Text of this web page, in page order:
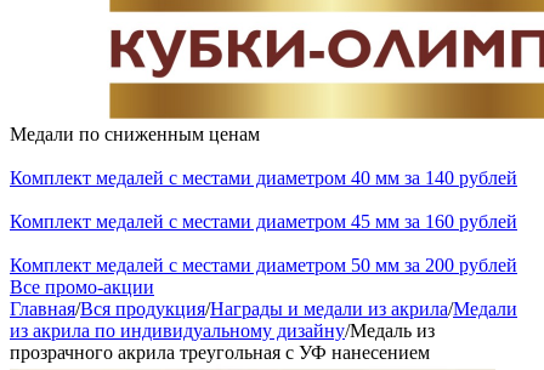
Медали по сниженным ценам
Комплект медалей с местами диаметром 40 мм за 140 рублей
Комплект медалей с местами диаметром 45 мм за 160 рублей
Комплект медалей с местами диаметром 50 мм за 200 рублей
Все промо-акции
Главная/Вся продукция/Награды и медали из акрила/Медали
из акрила по индивидуальному дизайну/Медаль из
прозрачного акрила треугольная с УФ нанесением